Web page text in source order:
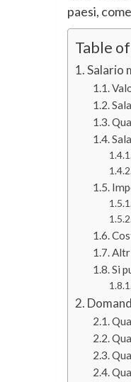
paesi,
Table
Salario
Si